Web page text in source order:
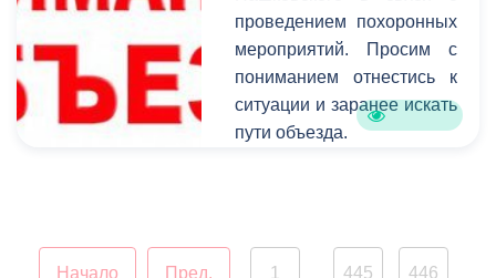
территории Верхнего
пунктом в Грузию. Стоит
проведением похоронных
мероприятий. Просим с
пониманием отнестись к
ситуации и заранее искать
пути объезда.
Начало Пред.
1
445 446